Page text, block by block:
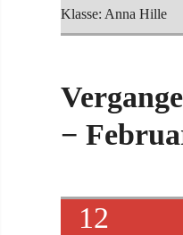
Klasse: Anna Hille
−
12